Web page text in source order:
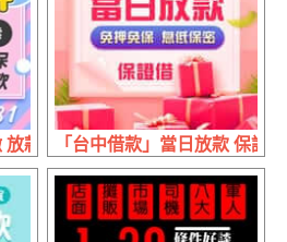
款快速 | 1~30萬 免押免保彈性還款
「台中借款」當日放款 保證